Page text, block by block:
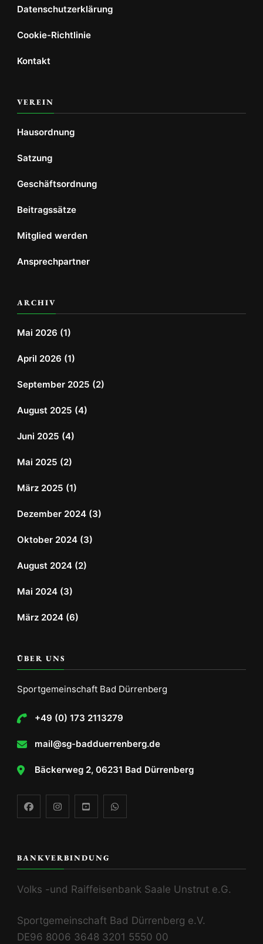
Datenschutzerklärung
Cookie-Richtlinie
Kontakt
VEREIN
Hausordnung
Satzung
Geschäftsordnung
Beitragssätze
Mitglied werden
Ansprechpartner
ARCHIV
Mai 2026 (1)
April 2026 (1)
September 2025 (2)
August 2025 (4)
Juni 2025 (4)
Mai 2025 (2)
März 2025 (1)
Dezember 2024 (3)
Oktober 2024 (3)
August 2024 (2)
Mai 2024 (3)
März 2024 (6)
ÜBER UNS
Sportgemeinschaft Bad Dürrenberg
+49 (0) 173 2113279
mail@sg-badduerrenberg.de
Bäckerweg 2, 06231 Bad Dürrenberg
BANKVERBINDUNG
Volks -und Raiffeisenbank Saale Unstrut e.G.
Sportgemeinschaft Bad Dürrenberg e.V.
DE96 8006 3648 3201 5550 00